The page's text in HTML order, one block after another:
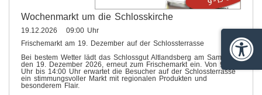
Wochenmarkt um die Schlosskirche
19.12.2026 09:00 Uhr
Frischemarkt am 19. Dezember auf der Schlossterrasse
Bei bestem Wetter lädt das Schlossgut Altlandsberg am Samstag,
den 19. Dezember 2026, erneut zum Frischemarkt ein. Von 9:00
Uhr bis 14:00 Uhr erwartet die Besucher auf der Schlossterrasse
ein stimmungsvoller Markt mit regionalen Produkten und
besonderem Flair.